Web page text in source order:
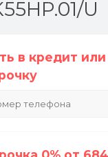
U
в кредит или